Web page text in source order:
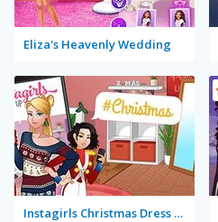
Eliza's Heavenly Wedding
Instagirls Christmas Dress Up